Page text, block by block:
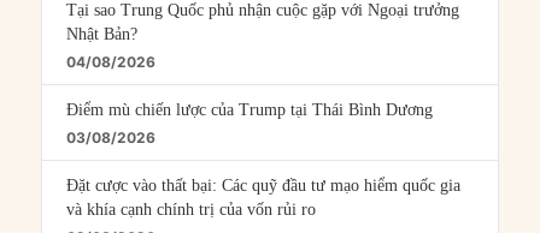
Tại sao Trung Quốc phủ nhận cuộc gặp với Ngoại trưởng
Nhật Bản?
04/08/2026
Điểm mù chiến lược của Trump tại Thái Bình Dương
03/08/2026
Đặt cược vào thất bại: Các quỹ đầu tư mạo hiểm quốc gia
và khía cạnh chính trị của vốn rủi ro